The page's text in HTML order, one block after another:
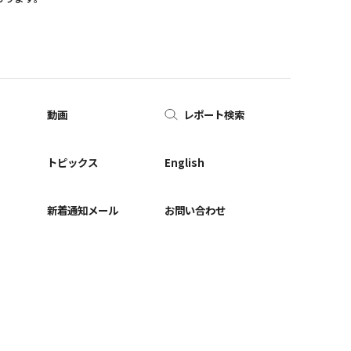
動画
トピックス
新着通知メール
レポート検索
English
お問い合わせ